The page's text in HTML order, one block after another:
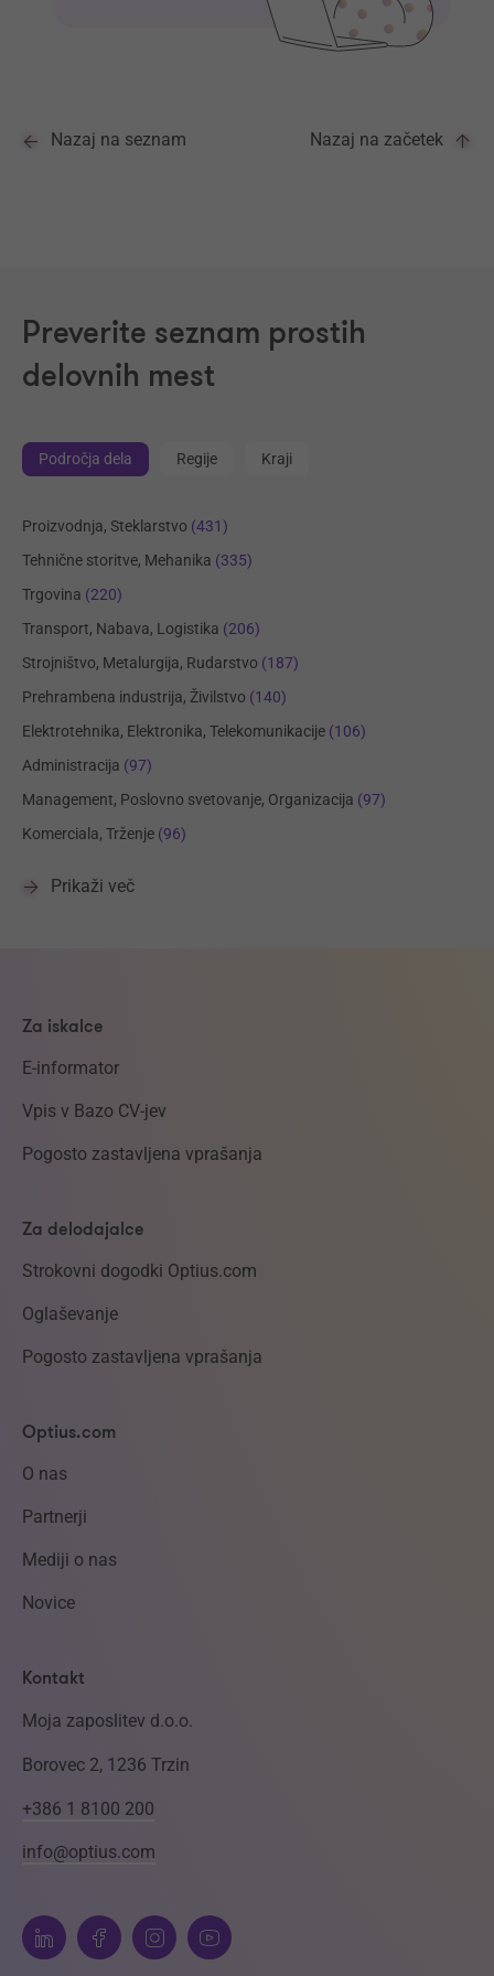
Nazaj na seznam Nazaj na začetek
Preverite seznam prostih
delovnih mest
Področja dela Regije Kraji
Proizvodnja, Steklarstvo (431)
Tehnične storitve, Mehanika (335)
Trgovina (220)
Transport, Nabava, Logistika (206)
Strojništvo, Metalurgija, Rudarstvo (187)
Prehrambena industrija, Živilstvo (140)
Elektrotehnika, Elektronika, Telekomunikacije (106)
Administracija (97)
Management, Poslovno svetovanje, Organizacija (97)
Komerciala, Trženje (96)
Prikaži več
Za iskalce
E-informator
Vpis v Bazo CV-jev
Pogosto zastavljena vprašanja
Za delodajalce
Strokovni dogodki Optius.com
Oglaševanje
Pogosto zastavljena vprašanja
Optius.com
O nas
Partnerji
Mediji o nas
Novice
Kontakt
Moja zaposlitev d.o.o.
Borovec 2, 1236 Trzin
+386 1 8100 200
info@optius.com